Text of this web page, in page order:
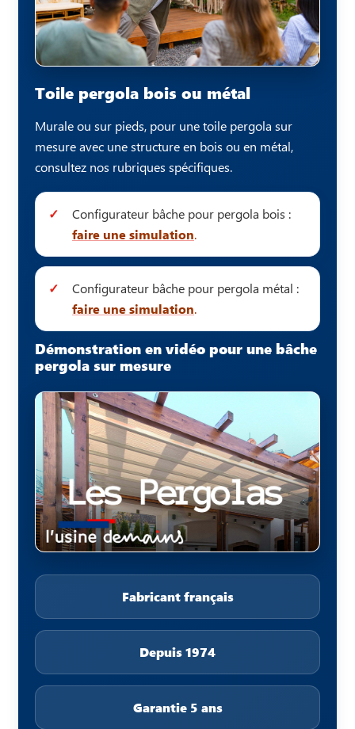
Toile pergola bois ou métal
Murale ou sur pieds, pour une toile pergola sur
mesure avec une structure en bois ou en métal,
consultez nos rubriques spécifiques.
Configurateur bâche pour pergola bois :
faire une simulation.
Configurateur bâche pour pergola métal :
faire une simulation.
Démonstration en vidéo pour une bâche
pergola sur mesure
Fabricant français
Depuis 1974
Garantie 5 ans